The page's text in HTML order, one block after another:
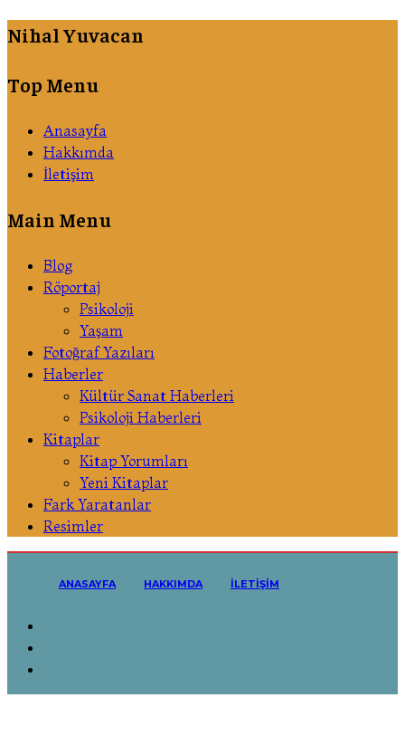
Nihal Yuvacan
Top Menu
Anasayfa
Hakkımda
İletişim
Main Menu
Blog
Röportaj
Psikoloji
Yaşam
Fotoğraf Yazıları
Haberler
Kültür Sanat Haberleri
Psikoloji Haberleri
Kitaplar
Kitap Yorumları
Yeni Kitaplar
Fark Yaratanlar
Resimler
ANASAYFA HAKKIMDA İLETIŞIM